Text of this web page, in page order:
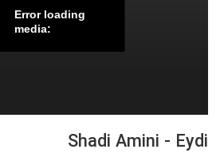
Error loading
media:
Shadi Amini - Eydi